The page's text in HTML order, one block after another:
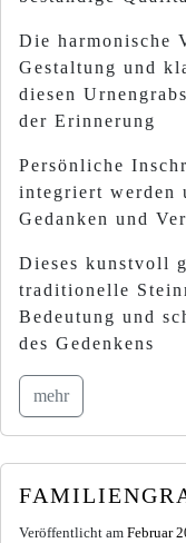
Die harmonische
Gestaltung und
diesen
der Erinnerung
Persönliche
integriert werden
Gedanken und
Dieses kunstvoll
traditionelle
Bedeutung und
des Gedenkens
mehr
Veröffentlicht am Februar